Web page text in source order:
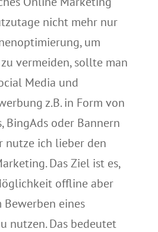
nicht mehr nur
um
vermeiden, sollte man
Media und
z.B. in Form von
BingAds oder Bannern
nutze ich lieber den
Das Ziel ist es,
offline aber
eines
nutzen. Das bedeutet